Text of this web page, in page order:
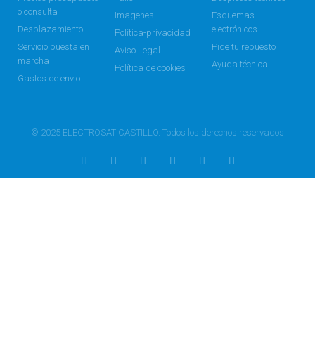
o consulta
Desplazamiento
Servicio puesta en
marcha
Gastos de envio
Imagenes
Política-privacidad
Aviso Legal
Política de cookies
Esquemas
electrónicos
Pide tu repuesto
Ayuda técnica
© 2025 ELECTROSAT CASTILLO. Todos los derechos reservados